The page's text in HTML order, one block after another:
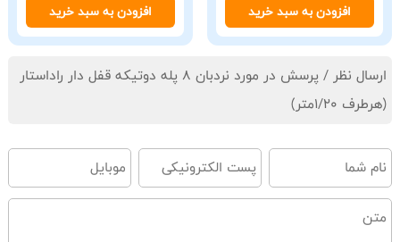
افزودن به سبد خرید افزودن به سبد خرید
ارسال نظر / پرسش در مورد نردبان 8 پله دوتیکه قفل دار راداستار
(هرطرف 1/20متر)